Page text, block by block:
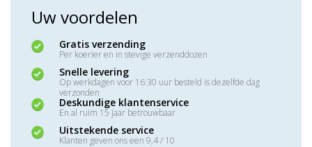
Uw voordelen
Gratis verzending
Per koerier en in stevige verzenddozen
Snelle levering
Op werkdagen voor 16:30 uur besteld is dezelfde dag
verzonden
Deskundige klantenservice
En al ruim 15 jaar betrouwbaar
Uitstekende service
Klanten geven ons een 9,4 / 10